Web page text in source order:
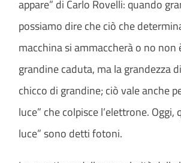
appare” di Carlo Rovelli: quando
possiamo dire che ciò che
macchina si ammaccherà o no non
grandine caduta, ma la grandezza
chicco di grandine; ciò vale anche
luce” che colpisce l’elettrone. Oggi,
luce” sono detti fotoni.